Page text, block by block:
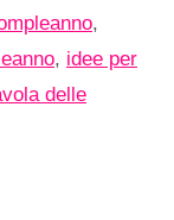
,
, idee per
delle